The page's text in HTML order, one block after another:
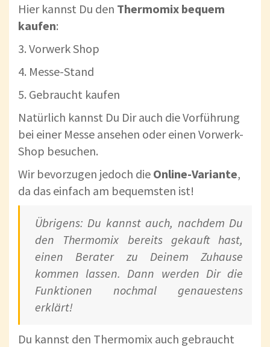
Hier kannst Du den Thermomix bequem
kaufen:
3. Vorwerk Shop
4. Messe-Stand
5. Gebraucht kaufen
Natürlich kannst Du Dir auch die Vorführung
bei einer Messe ansehen oder einen Vorwerk-
Shop besuchen.
Wir bevorzugen jedoch die Online-Variante,
da das einfach am bequemsten ist!
Übrigens: Du kannst auch, nachdem Du
den Thermomix bereits gekauft hast,
einen Berater zu Deinem Zuhause
kommen lassen. Dann werden Dir die
Funktionen nochmal genauestens
erklärt!
Du kannst den Thermomix auch gebraucht